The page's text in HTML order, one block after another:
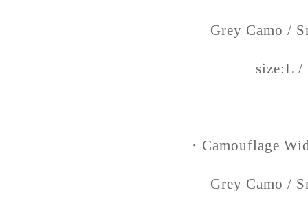
Grey Camo /
size:L
・Camouflage
Grey Camo /